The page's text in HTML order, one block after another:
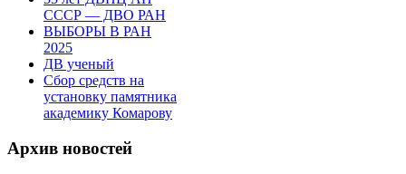
СССР — ДВО РАН
ВЫБОРЫ В РАН
2025
ДВ ученый
Сбор средств на
установку памятника
академику Комарову
Архив новостей